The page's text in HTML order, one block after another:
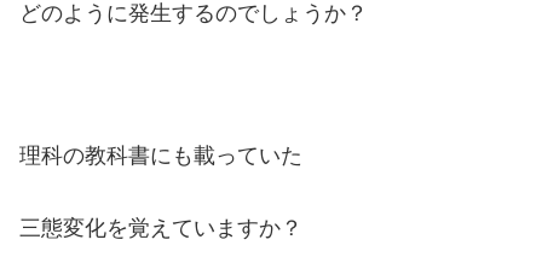
どのように発生するのでしょうか？
理科の教科書にも載っていた
三態変化を覚えていますか？